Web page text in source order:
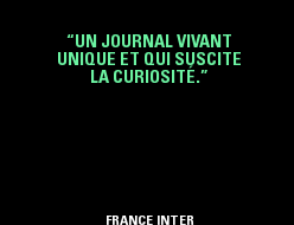
“UN JOURNAL VIVANT
UNIQUE ET QUI SUSCITE
LA CURIOSITÉ.”
FRANCE INTER